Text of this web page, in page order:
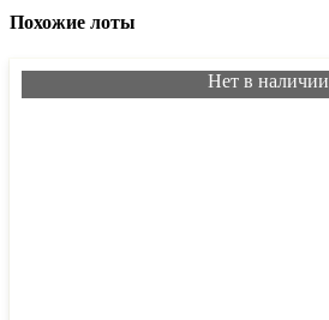
Похожие лоты
Нет в наличии